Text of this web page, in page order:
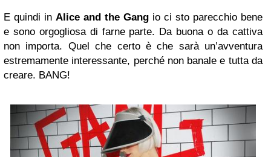
E quindi in Alice and the Gang io ci sto parecchio bene
e sono orgogliosa di farne parte. Da buona o da cattiva
non importa. Quel che certo è che sarà un’avventura
estremamente interessante, perché non banale e tutta da
creare. BANG!